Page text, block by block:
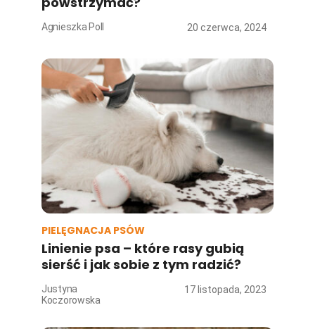
Agnieszka Poll 20 czerwca, 2024
PIELĘGNACJA PSÓW
Linienie psa – które rasy gubią
sierść i jak sobie z tym radzić?
Justyna
Koczorowska
17 listopada, 2023